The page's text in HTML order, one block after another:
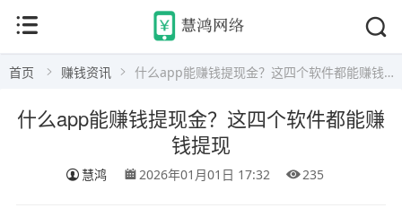
首页 赚钱资讯 什么app能赚钱提现金？这四个软件都能赚钱提现
什么app能赚钱提现金？这四个软件都能赚
钱提现
慧鸿 2026年01月01日 17:32 235